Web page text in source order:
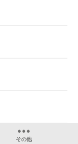
その他